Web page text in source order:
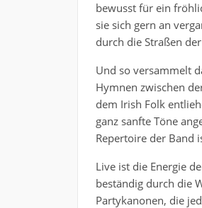
bewusst für ein
sie sich gern an
durch die Straßen
Und so versammelt
Hymnen zwischen
dem Irish Folk
ganz sanfte Töne
Repertoire der Band
Live ist die Energie
beständig durch die
Partykanonen, die